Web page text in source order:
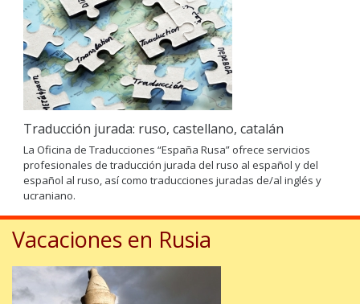
Traducción jurada: ruso, castellano, catalán
La Oficina de Traducciones “España Rusa” ofrece servicios
profesionales de traducción jurada del ruso al español y del
español al ruso, así como traducciones juradas de/al inglés y
ucraniano.
Vacaciones en Rusia